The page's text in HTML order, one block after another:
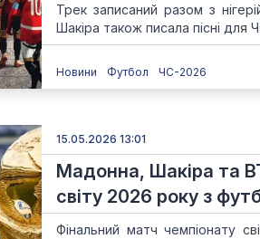
Трек записаний разом з
Шакіра також писала пісні для
Новини Футбол ЧС-2026
15.05.2026 13:01
Мадонна, Шакіра та
світу 2026 року з
Фінальний матч чемпіонату